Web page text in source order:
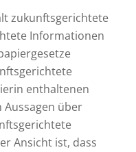
zukunftsgerichtete
Informationen
enthaltenen
Aussagen über
Ansicht ist, dass